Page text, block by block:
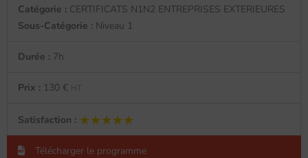
Catégorie : CERTIFICATS N1N2 ENTREPRISES EXTERIEURES
Sous-Catégorie : Niveau 1
Durée : 7h
Prix : 130 € HT
Satisfaction : ★★★★★
★★★★★
Télécharger le programme